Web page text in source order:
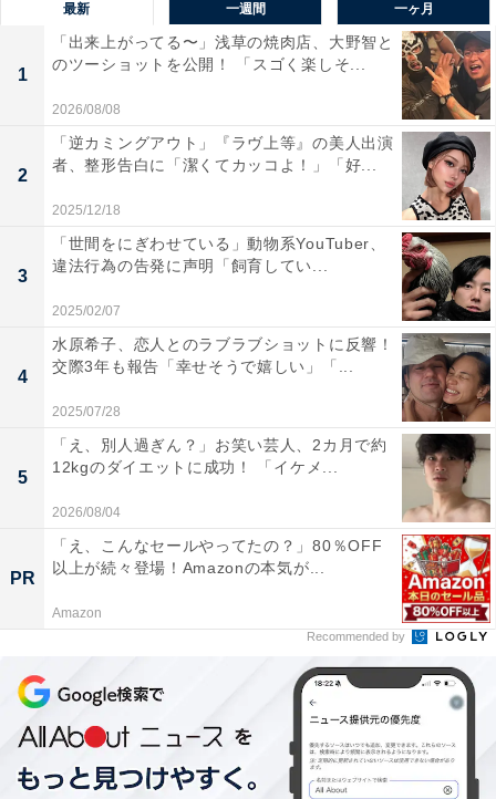
最新 一週間 一ヶ月
1
「出来上がってる〜」浅草の焼肉店、大野智と
のツーショットを公開！ 「スゴく楽しそ...
2026/08/08
2
「逆カミングアウト」『ラヴ上等』の美人出演
者、整形告白に「潔くてカッコよ！」「好...
2025/12/18
3
「世間をにぎわせている」動物系YouTuber、
違法行為の告発に声明「飼育してい...
2025/02/07
4
水原希子、恋人とのラブラブショットに反響！
交際3年も報告「幸せそうで嬉しい」「...
2025/07/28
5
「え、別人過ぎん？」お笑い芸人、2カ月で約
12kgのダイエットに成功！ 「イケメ...
2026/08/04
PR
「え、こんなセールやってたの？」80％OFF
以上が続々登場！Amazonの本気が...
Amazon
Recommended by